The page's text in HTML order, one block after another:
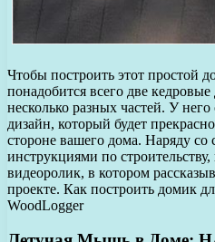
Чтобы построить этот простой
понадобится всего две
несколько разных частей. У
дизайн, который будет
стороне вашего дома. Наряду со
инструкциями по
видеоролик, в котором
проекте. Как построить домик
WoodLogger